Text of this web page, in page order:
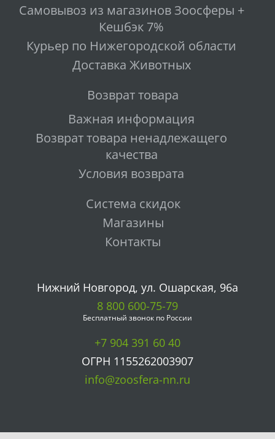
Самовывоз из магазинов Зоосферы +
Кешбэк 7%
Курьер по Нижегородской области
Доставка Животных
Возврат товара
Важная информация
Возврат товара ненадлежащего
качества
Условия возврата
Система скидок
Магазины
Контакты
Нижний Новгород, ул. Ошарская, 96а
8 800 600-75-79
Бесплатный звонок по России
+7 904 391 60 40
ОГРН 1155262003907
info@zoosfera-nn.ru